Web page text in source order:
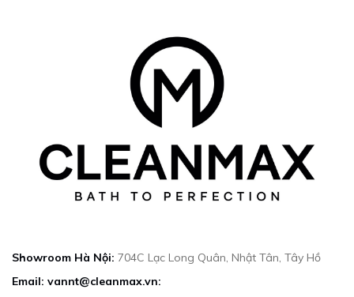
Showroom Hà Nội: 704C Lạc Long Quân, Nhật Tân, Tây Hồ
Email: vannt@cleanmax.vn: